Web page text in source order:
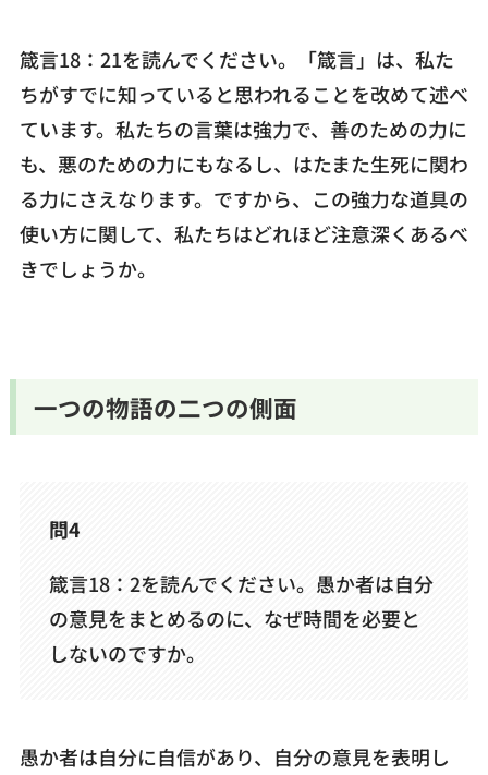
箴言18：21を読んでください。「箴言」は、私た
ちがすでに知っていると思われることを改めて述べ
ています。私たちの言葉は強力で、善のための力に
も、悪のための力にもなるし、はたまた生死に関わ
る力にさえなります。ですから、この強力な道具の
使い方に関して、私たちはどれほど注意深くあるべ
きでしょうか。
一つの物語の二つの側面
問4
箴言18：2を読んでください。愚か者は自分
の意見をまとめるのに、なぜ時間を必要と
しないのですか。
愚か者は自分に自信があり、自分の意見を表明し